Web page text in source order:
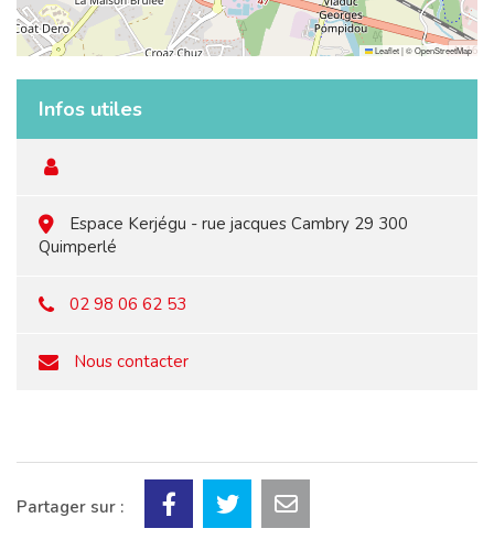
Leaflet|©OpenStreetMap
Infos utiles
Espace Kerjégu - rue jacques Cambry 29 300
Quimperlé
02 98 06 62 53
Nous contacter
Partager sur :